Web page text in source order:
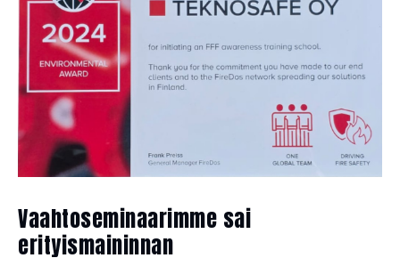
Vaahtoseminaarimme sai
erityismaininnan